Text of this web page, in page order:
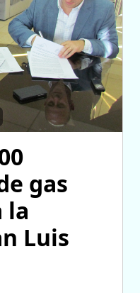
gas
la
Luis